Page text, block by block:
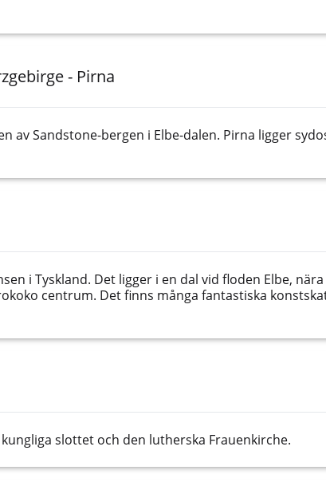
- Pirna
av Sandstone-bergen i Elbe-dalen. Pirna ligger
i Tyskland. Det ligger i en dal vid floden Elbe,
centrum. Det finns många fantastiska
slottet och den lutherska Frauenkirche.